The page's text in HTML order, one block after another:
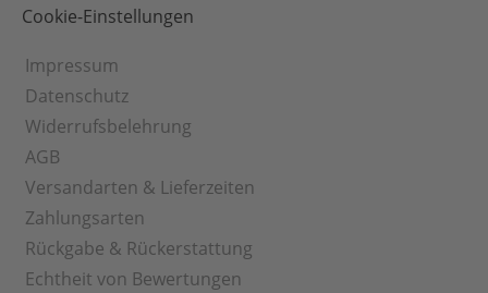
Cookie-Einstellungen
Impressum
Datenschutz
Widerrufsbelehrung
AGB
Versandarten & Lieferzeiten
Zahlungsarten
Rückgabe & Rückerstattung
Echtheit von Bewertungen